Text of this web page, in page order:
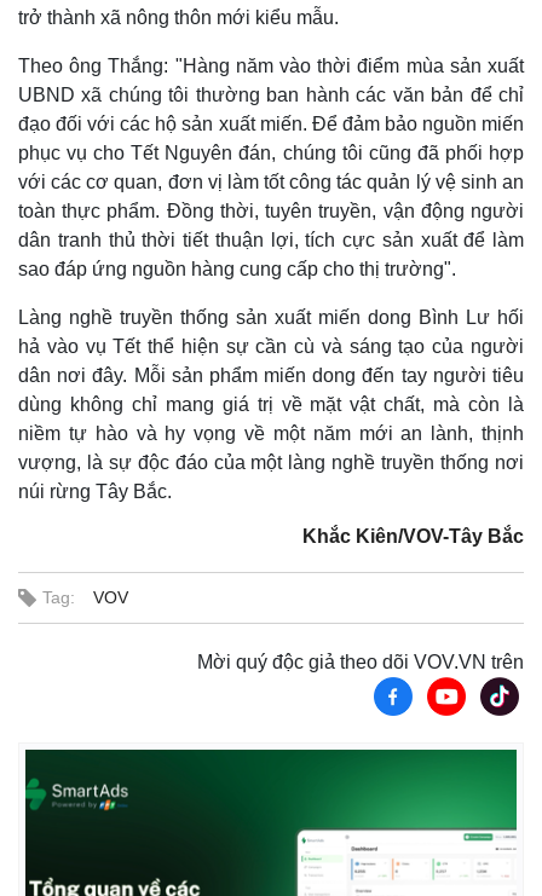
trở thành xã nông thôn mới kiểu mẫu.
Theo ông Thắng: "Hàng năm vào thời điểm mùa sản xuất
UBND xã chúng tôi thường ban hành các văn bản để chỉ
đạo đối với các hộ sản xuất miến. Để đảm bảo nguồn miến
phục vụ cho Tết Nguyên đán, chúng tôi cũng đã phối hợp
với các cơ quan, đơn vị làm tốt công tác quản lý vệ sinh an
toàn thực phẩm. Đồng thời, tuyên truyền, vận động người
dân tranh thủ thời tiết thuận lợi, tích cực sản xuất để làm
sao đáp ứng nguồn hàng cung cấp cho thị trường".
Làng nghề truyền thống sản xuất miến dong Bình Lư hối
hả vào vụ Tết thể hiện sự cần cù và sáng tạo của người
dân nơi đây. Mỗi sản phẩm miến dong đến tay người tiêu
dùng không chỉ mang giá trị về mặt vật chất, mà còn là
niềm tự hào và hy vọng về một năm mới an lành, thịnh
vượng, là sự độc đáo của một làng nghề truyền thống nơi
núi rừng Tây Bắc.
Khắc Kiên/VOV-Tây Bắc
Tag: VOV
Mời quý độc giả theo dõi VOV.VN trên